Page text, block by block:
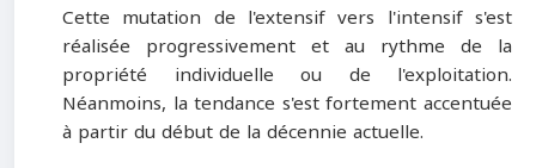
Cette mutation de l'extensif vers l'intensif s'est
réalisée progressivement et au rythme de la
propriété individuelle ou de l'exploitation.
Néanmoins, la tendance s'est fortement accentuée
à partir du début de la décennie actuelle.